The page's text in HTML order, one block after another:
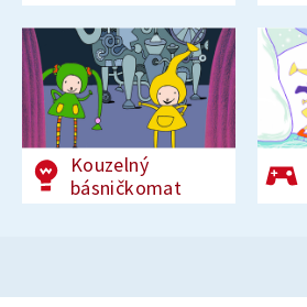
Kouzelný
básničkomat